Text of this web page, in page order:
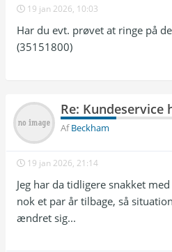
19 jan 2026, 10:03
Har du evt. prøvet at ringe på
(35151800)
Re: Kundeservice
AfBeckham
19 jan 2026, 21:14
Jeg har da tidligere snakket
nok et par år tilbage, så
ændret sig...